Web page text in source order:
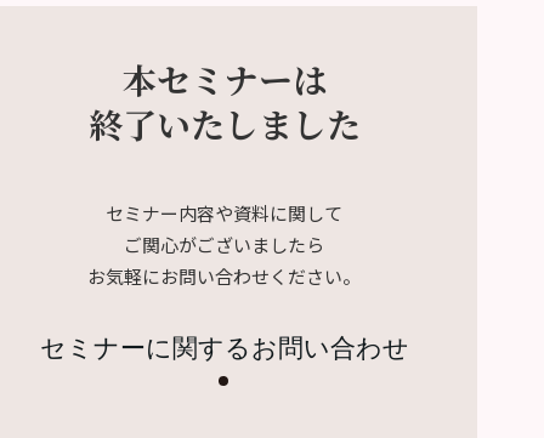
本セミナーは
終了いたしました
セミナー内容や資料に関して
ご関心がございましたら
お気軽にお問い合わせください。
セミナーに関するお問い合わせ